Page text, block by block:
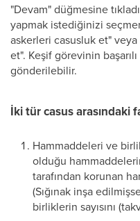
"Devam" düğmesine
yapmak istediğinizi
askerleri casusluk et"
et". Keşif görevinin
gönderilebilir.
İki tür casus arasındaki
Hammaddeleri ve
olduğu
tarafından korunan
(Sığınak inşa
birliklerin sayısını